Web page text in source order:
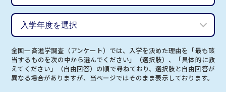
全国一斉進学調査（アンケート）では、入学を決めた理由を「最も該
当するものを次の中から選んでください」（選択肢）、「具体的に教
えてください」（自由回答）の順で尋ねており、選択肢と自由回答が
異なる場合がありますが、当ページではそのまま表示しております。